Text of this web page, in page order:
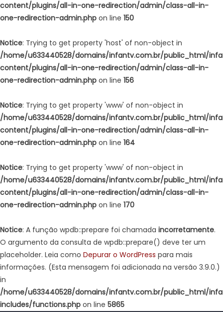
content/plugins/all-in-one-redirection/admin/class-all-in-
one-redirection-admin.php on line 150
Notice: Trying to get property 'host' of non-object in
/home/u633440528/domains/infantv.com.br/public_html/
content/plugins/all-in-one-redirection/admin/class-all-in-
one-redirection-admin.php on line 156
Notice: Trying to get property 'www' of non-object in
/home/u633440528/domains/infantv.com.br/public_html/
content/plugins/all-in-one-redirection/admin/class-all-in-
one-redirection-admin.php on line 164
Notice: Trying to get property 'www' of non-object in
/home/u633440528/domains/infantv.com.br/public_html/
content/plugins/all-in-one-redirection/admin/class-all-in-
one-redirection-admin.php on line 170
Notice: A função wpdb::prepare foi chamada incorretamente.
O argumento da consulta de wpdb::prepare() deve ter um
placeholder. Leia como Depurar o WordPress para mais
informações. (Esta mensagem foi adicionada na versão 3.9.0.)
in
/home/u633440528/domains/infantv.com.br/public_html/
includes/functions.php on line 5865